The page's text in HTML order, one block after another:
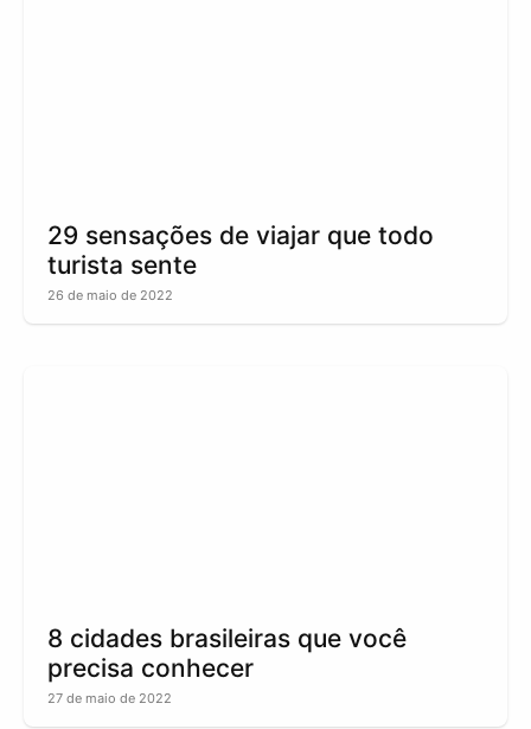
29 sensações de viajar que todo
turista sente
26 de maio de 2022
8 cidades brasileiras que você
precisa conhecer
27 de maio de 2022